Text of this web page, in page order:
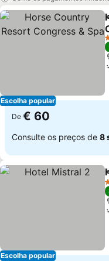
Escolha popular
De € 60
Consulte os preços de 8
Escolha popular